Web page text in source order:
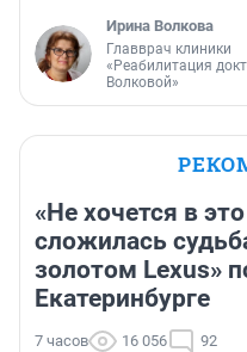
Ирина Волкова
Главврач клиники
«Реабилитация
Волковой»
«Не хочется в
сложилась
золотом Lexus»
Екатеринбурге
7 часов 16 056 92